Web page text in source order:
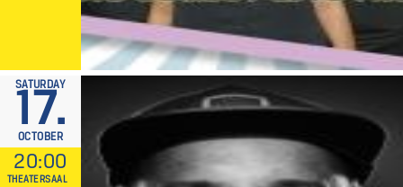
SATURDAY
17.
OCTOBER
20:00
THEATERSAAL